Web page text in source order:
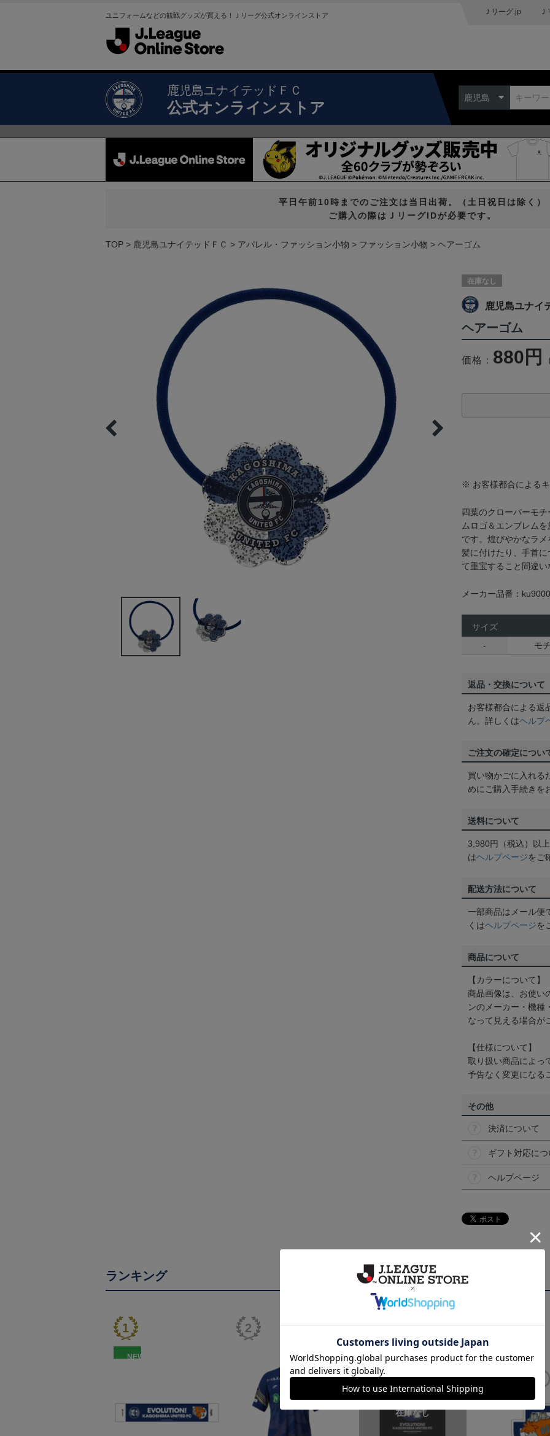
ユニフォームなどの観戦グッズが買える！Ｊリーグ公式オンラインストア Ｊリーグ.jp
鹿児島ユナイテッドＦＣ
公式オンラインストア
鹿児島
平日午前10時までのご注文は当日出荷。（土日祝日は除く）
ご購入の際はＪリーグIDが必要です。
TOP 鹿児島ユナイテッドＦＣ アパレル・ファッション小物 ファッション小物 ヘアーゴム
在庫なし
鹿児島ユナイ
ヘアーゴム
価格： 880円
※ お客様都合による
四葉のクローバーモ
ムロゴ＆エンブレム
です。煌びやかなラ
髪に付けたり、手首
て重宝すること間違
メーカー品番：
サイズ
-
モ
返品・交換について
お客様都合による返
ん。詳しくはヘルプ
ご注文の確定につい
買い物かごに入れる
めにご購入手続きを
送料について
3,980円（税込）以
はヘルプページをご
配送方法について
一部商品はメール便
くはヘルプページを
商品について
【カラーについて】
商品画像は、お使い
ンのメーカー・機種
なって見える場合が
【仕様について】
取り扱い商品によっ
予告なく変更になる
その他
決済について
ギフト対応に
ヘルプページ
ランキング
NEW NEW